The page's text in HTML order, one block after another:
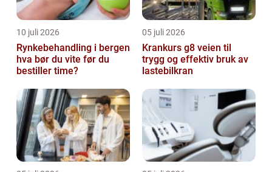
10 juli 2026
Rynkebehandling i bergen
hva bør du vite før du
bestiller time?
05 juli 2026
Krankurs g8 veien til
trygg og effektiv bruk av
lastebilkran